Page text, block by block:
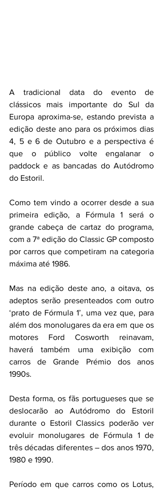
A tradicional data do evento de
clássicos mais importante do Sul da
Europa aproxima-se, estando prevista a
edição deste ano para os próximos dias
4, 5 e 6 de Outubro e a perspectiva é
que o público volte engalanar o
paddock e as bancadas do Autódromo
do Estoril.
Como tem vindo a ocorrer desde a sua
primeira edição, a Fórmula 1 será o
grande cabeça de cartaz do programa,
com a 7ª edição do Classic GP composto
por carros que competiram na categoria
máxima até 1986.
Mas na edição deste ano, a oitava, os
adeptos serão presenteados com outro
‘prato de Fórmula 1’, uma vez que, para
além dos monolugares da era em que os
motores Ford Cosworth reinavam,
haverá também uma exibição com
carros de Grande Prémio dos anos
1990s.
Desta forma, os fãs portugueses que se
deslocarão ao Autódromo do Estoril
durante o Estoril Classics poderão ver
evoluir monolugares de Fórmula 1 de
três décadas diferentes – dos anos 1970,
1980 e 1990.
Período em que carros como os Lotus,